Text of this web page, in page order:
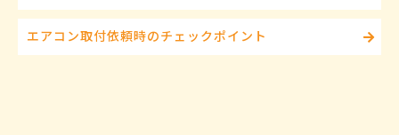
エアコン取付依頼時のチェックポイント